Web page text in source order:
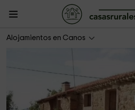
Alojamientos en Canos